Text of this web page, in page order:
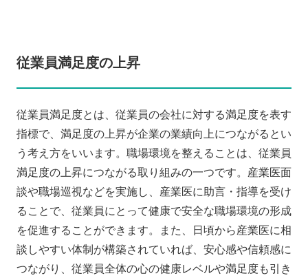
従業員満足度の上昇
従業員満足度とは、従業員の会社に対する満足度を表す
指標で、満足度の上昇が企業の業績向上につながるとい
う考え方をいいます。職場環境を整えることは、従業員
満足度の上昇につながる取り組みの一つです。産業医面
談や職場巡視などを実施し、産業医に助言・指導を受け
ることで、従業員にとって健康で安全な職場環境の形成
を促進することができます。また、日頃から産業医に相
談しやすい体制が構築されていれば、安心感や信頼感に
つながり、従業員全体の心の健康レベルや満足度も引き